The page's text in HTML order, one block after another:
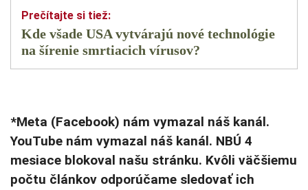
Kde všade USA vytvárajú nové technológie
na šírenie smrtiacich vírusov?
*Meta (Facebook) nám vymazal náš kanál.
YouTube nám vymazal náš kanál. NBÚ 4
mesiace blokoval našu stránku. Kvôli väčšiemu
počtu článkov odporúčame sledovať ich